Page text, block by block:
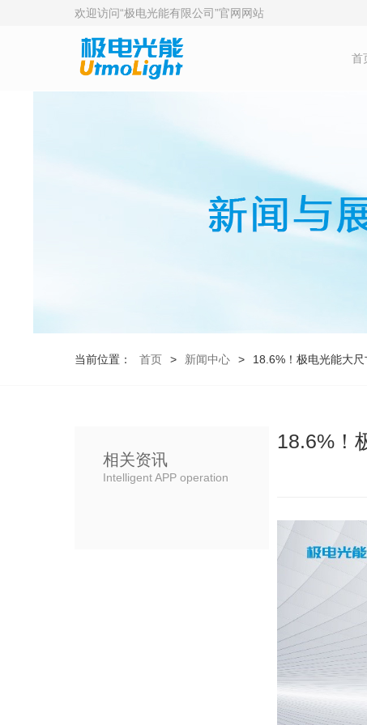
欢迎访问“极电光能有限公司”官网网站
首
当前位置： 首页 > 新闻中心 > 18.6%！极电光能大
相关资讯
Intelligent APP operation
18.6%！